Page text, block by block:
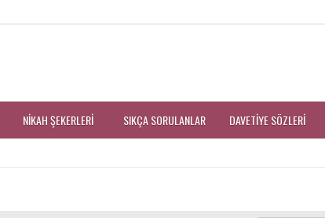
NIKAH ŞEKERLERI SIKÇA SORULANLAR DAVETIYE SÖZLERI